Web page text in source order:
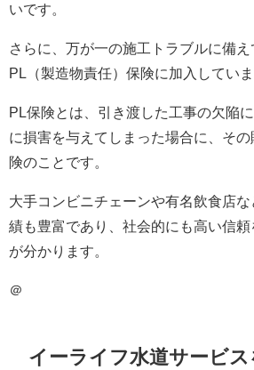
いです。
さらに、万が一の施工トラブルに備
PL（製造物責任）保険に加入していま
PL保険とは、引き渡した工事の欠陥
に損害を与えてしまった場合に、そ
険のことです。
大手コンビニチェーンや有名飲食店
績も豊富であり、社会的にも高い信頼
が分かります。
＠
イーライフ水道サービス